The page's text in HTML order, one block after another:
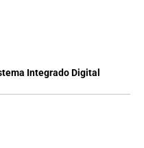
Integrado Digital